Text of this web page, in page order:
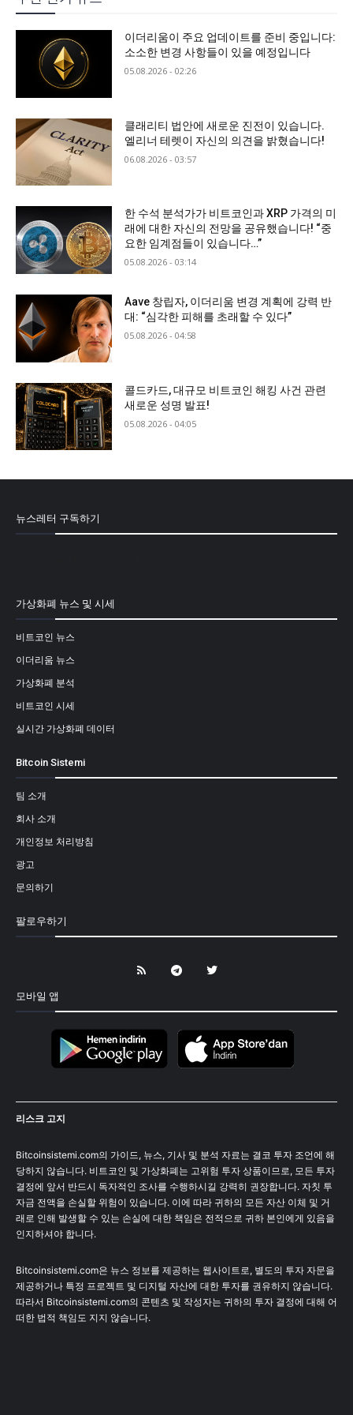
이더리움이 주요 업데이트를 준비 중입니다:
소소한 변경 사항들이 있을 예정입니다
05.08.2026 - 02:26
클래리티 법안에 새로운 진전이 있습니다.
엘리너 테렛이 자신의 의견을 밝혔습니다!
06.08.2026 - 03:57
한 수석 분석가가 비트코인과 XRP 가격의 미
래에 대한 자신의 전망을 공유했습니다! “중
요한 임계점들이 있습니다…”
05.08.2026 - 03:14
Aave 창립자, 이더리움 변경 계획에 강력 반
대: “심각한 피해를 초래할 수 있다”
05.08.2026 - 04:58
콜드카드, 대규모 비트코인 해킹 사건 관련
새로운 성명 발표!
05.08.2026 - 04:05
뉴스레터 구독하기
가상화폐 뉴스 및 시세
비트코인 뉴스
이더리움 뉴스
가상화폐 분석
비트코인 시세
실시간 가상화폐 데이터
Bitcoin Sistemi
팀 소개
회사 소개
개인정보 처리방침
광고
문의하기
팔로우하기
모바일 앱
리스크 고지
Bitcoinsistemi.com의 가이드, 뉴스, 기사 및 분석 자료는 결코 투자 조언에 해
당하지 않습니다. 비트코인 및 가상화폐는 고위험 투자 상품이므로, 모든 투자
결정에 앞서 반드시 독자적인 조사를 수행하시길 강력히 권장합니다. 자칫 투
자금 전액을 손실할 위험이 있습니다. 이에 따라 귀하의 모든 자산 이체 및 거
래로 인해 발생할 수 있는 손실에 대한 책임은 전적으로 귀하 본인에게 있음을
인지하셔야 합니다.
Bitcoinsistemi.com은 뉴스 정보를 제공하는 웹사이트로, 별도의 투자 자문을
제공하거나 특정 프로젝트 및 디지털 자산에 대한 투자를 권유하지 않습니다.
따라서 Bitcoinsistemi.com의 콘텐츠 및 작성자는 귀하의 투자 결정에 대해 어
떠한 법적 책임도 지지 않습니다.